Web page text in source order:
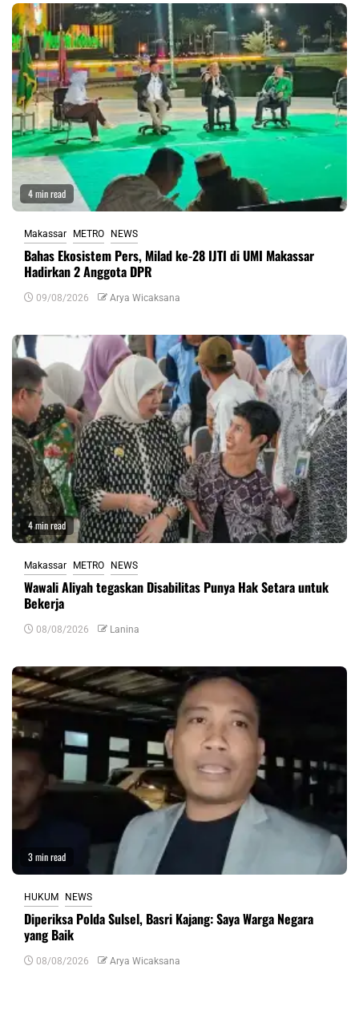
4 min read
Makassar METRO NEWS
Bahas Ekosistem Pers, Milad ke-28 IJTI di UMI Makassar
Hadirkan 2 Anggota DPR
09/08/2026 Arya Wicaksana
4 min read
Makassar METRO NEWS
Wawali Aliyah tegaskan Disabilitas Punya Hak Setara untuk
Bekerja
08/08/2026 Lanina
3 min read
HUKUM NEWS
Diperiksa Polda Sulsel, Basri Kajang: Saya Warga Negara
yang Baik
08/08/2026 Arya Wicaksana